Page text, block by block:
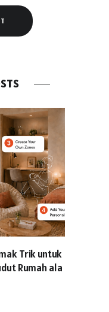
Trik untuk
Rumah ala